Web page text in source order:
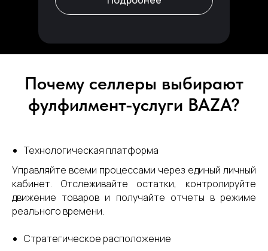
Почему селлеры выбирают
фулфилмент-услуги BAZA?
Технологическая платформа
Управляйте всеми процессами через единый личный
кабинет. Отслеживайте остатки, контролируйте
движение товаров и получайте отчеты в режиме
реального времени.
Стратегическое расположение